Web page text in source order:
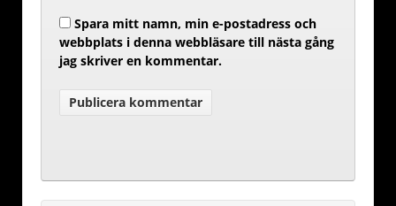
Spara mitt namn, min e-postadress och
webbplats i denna webbläsare till nästa gång
jag skriver en kommentar.